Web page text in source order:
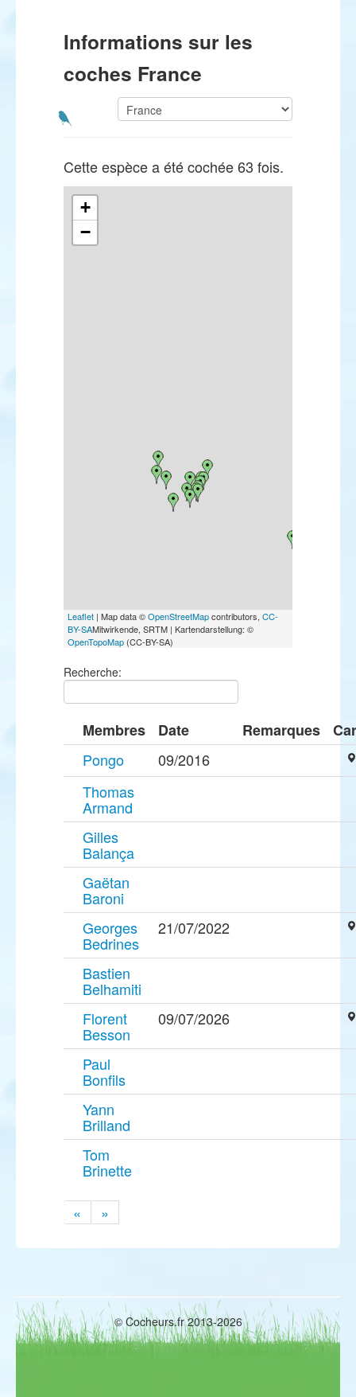
Informations sur les
coches France
Cette espèce a été cochée 63 fois.
+
−
Leaflet | Map data ©OpenStreetMapcontributors, CC-
BY-SAMitwirkende, SRTM | Kartendarstellung: ©
OpenTopoMap (CC-BY-SA)
Recherche:
Membres Date Remarques
Pongo
09/2016
Thomas
Armand
Gilles
Balança
Gaëtan
Baroni
Georges
Bedrines
21/07/2022
Bastien
Belhamiti
Florent
Besson
09/07/2026
Paul
Bonfils
Yann
Brilland
Tom
Brinette
« »
© Cocheurs.fr 2013-2026